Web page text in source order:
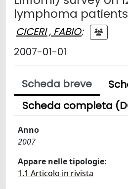
lymphoma patients
CICERI , FABIO;
2007-01-01
Scheda breve
Scheda completa
Anno
2007
Appare nelle tipologie:
1.1 Articolo in rivista